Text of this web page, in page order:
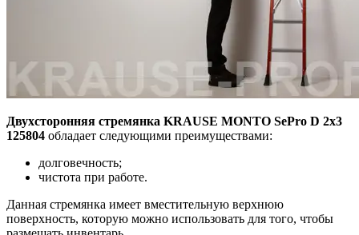
Двухсторонняя стремянка KRAUSE MONTO SePro D 2х3
125804 обладает следующими преимуществами:
долговечность;
чистота при работе.
Данная стремянка имеет вместительную верхнюю
поверхность, которую можно использовать для того, чтобы